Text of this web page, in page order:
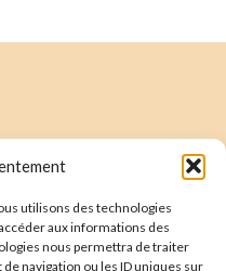
utilisons des technologies
aux informations des
nous permettra de traiter
navigation ou les ID uniques sur
Souscrire